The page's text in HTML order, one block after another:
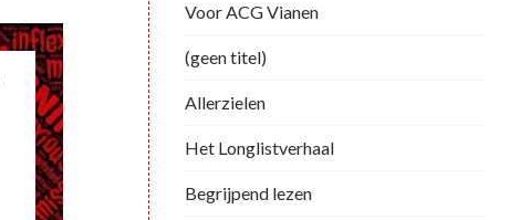
Voor ACG Vianen
(geen titel)
Allerzielen
Het Longlistverhaal
Begrijpend lezen